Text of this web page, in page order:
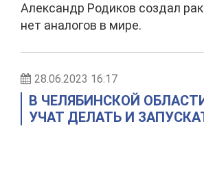
Александр Родиков создал
нет аналогов в мире.
28.06.2023 16:17
В ЧЕЛЯБИНСКОЙ
УЧАТ ДЕЛАТЬ И